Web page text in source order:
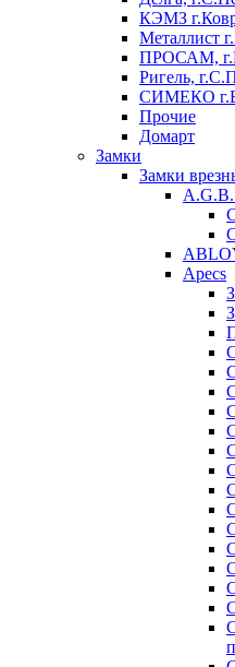
КЭМЗ
Металлист
ПРОСАМ,
Ригель,
СИМЕКО
Прочие
Домарт
Замки
Замки
Apecs